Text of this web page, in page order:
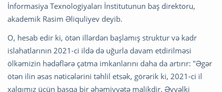
İnformasiya Texnologiyaları İnstitutunun baş direktoru,
akademik Rasim Əliquliyev deyib.
O, hesab edir ki, ötən illərdən başlamış struktur və kadr
islahatlarının 2021-ci ildə də uğurla davam etdirilməsi
ölkəmizin hədəflərə çatma imkanlarını daha da artırır: "Əgər
ötən ilin əsas nəticələrini təhlil etsək, görərik ki, 2021-ci il
xalqımız üçün başqa bir əhəmiyyətə malikdir. Əvvəlki